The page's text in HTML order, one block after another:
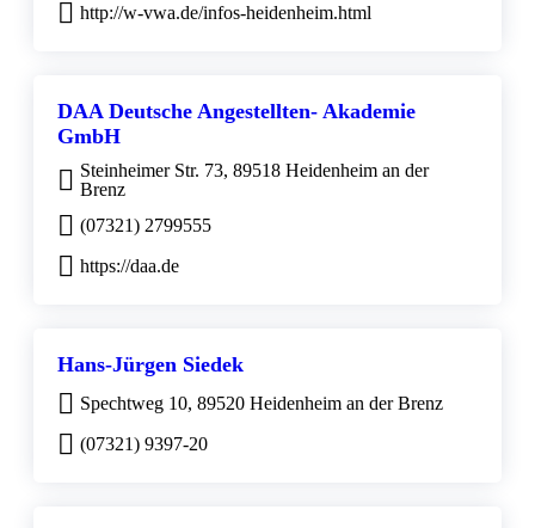
http://w-vwa.de/infos-heidenheim.html
DAA Deutsche Angestellten- Akademie
GmbH
Steinheimer Str. 73, 89518 Heidenheim an der
Brenz
(07321) 2799555
https://daa.de
Hans-Jürgen Siedek
Spechtweg 10, 89520 Heidenheim an der Brenz
(07321) 9397-20